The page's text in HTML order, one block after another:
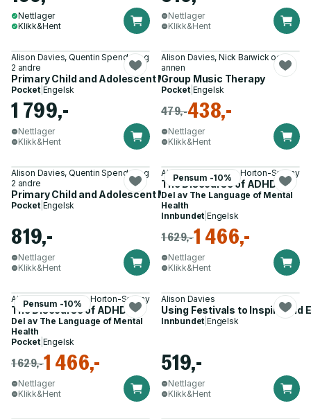
Nettlager
Klikk&Hent
Nettlager
Klikk&Hent
Alison Davies, Quentin Spender og
2 andre
Primary Child and Adolescent Mental Health
Pocket| Engelsk
1 799,-
Nettlager
Klikk&Hent
Alison Davies, Nick Barwick og 1
annen
Group Music Therapy
Pocket| Engelsk
479,-438,-
Nettlager
Klikk&Hent
Alison Davies, Quentin Spender og
2 andre
Primary Child and Adolescent Mental Health
Pocket| Engelsk
819,-
Nettlager
Klikk&Hent
Pensum -10%
Alison Davies, Mary Horton-Salway
The Discourse of ADHD
Del av The Language of Mental
Health
Innbundet |Engelsk
1 629,-1 466,-
Nettlager
Klikk&Hent
Pensum -10%
Alison Davies, Mary Horton-Salway
The Discourse of ADHD
Del av The Language of Mental
Health
Pocket| Engelsk
1 629,-1 466,-
Nettlager
Klikk&Hent
Alison Davies
Using Festivals to Inspire and
Innbundet |Engelsk
519,-
Nettlager
Klikk&Hent